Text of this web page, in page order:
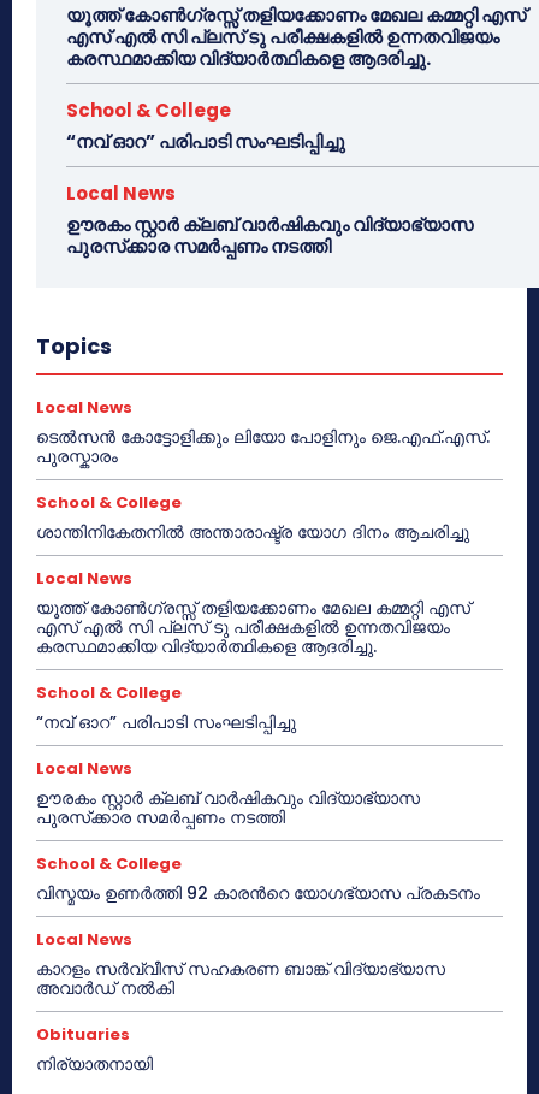
യൂത്ത് കോൺഗ്രസ്സ് തളിയക്കോണം മേഖല കമ്മറ്റി എസ്
എസ് എൽ സി പ്ലസ് ടു പരീക്ഷകളിൽ ഉന്നതവിജയം
കരസ്ഥമാക്കിയ വിദ്യാർത്ഥികളെ ആദരിച്ചു.
School & College
“നവ് ഓറ” പരിപാടി സംഘടിപ്പിച്ചു
Local News
ഊരകം സ്റ്റാർ ക്ലബ് വാർഷികവും വിദ്യാഭ്യാസ
പുരസ്‌ക്കാര സമർപ്പണം നടത്തി
Topics
Local News
ടെൽസൻ കോട്ടോളിക്കും ലിയോ പോളിനും ജെ.എഫ്.എസ്.
പുരസ്കാരം
School & College
ശാന്തിനികേതനിൽ അന്താരാഷ്ട്ര യോഗ ദിനം ആചരിച്ചു
Local News
യൂത്ത് കോൺഗ്രസ്സ് തളിയക്കോണം മേഖല കമ്മറ്റി എസ്
എസ് എൽ സി പ്ലസ് ടു പരീക്ഷകളിൽ ഉന്നതവിജയം
കരസ്ഥമാക്കിയ വിദ്യാർത്ഥികളെ ആദരിച്ചു.
School & College
“നവ് ഓറ” പരിപാടി സംഘടിപ്പിച്ചു
Local News
ഊരകം സ്റ്റാർ ക്ലബ് വാർഷികവും വിദ്യാഭ്യാസ
പുരസ്‌ക്കാര സമർപ്പണം നടത്തി
School & College
വിസ്മയം ഉണർത്തി 92 കാരൻറെ യോഗഭ്യാസ പ്രകടനം
Local News
കാറളം സർവ്വീസ് സഹകരണ ബാങ്ക് വിദ്യാഭ്യാസ
അവാർഡ് നൽകി
Obituaries
നിര്യാതനായി